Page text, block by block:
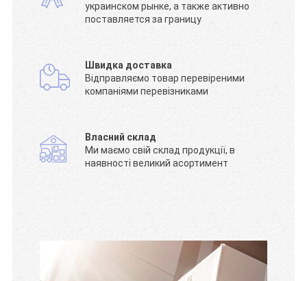
украинском рынке, а также активно
поставляется за границу
Швидка доставка
Відправляємо товар перевіреними
компаніями перевізниками
Власний склад
Ми маємо свій склад продукції, в
наявності великий асортимент